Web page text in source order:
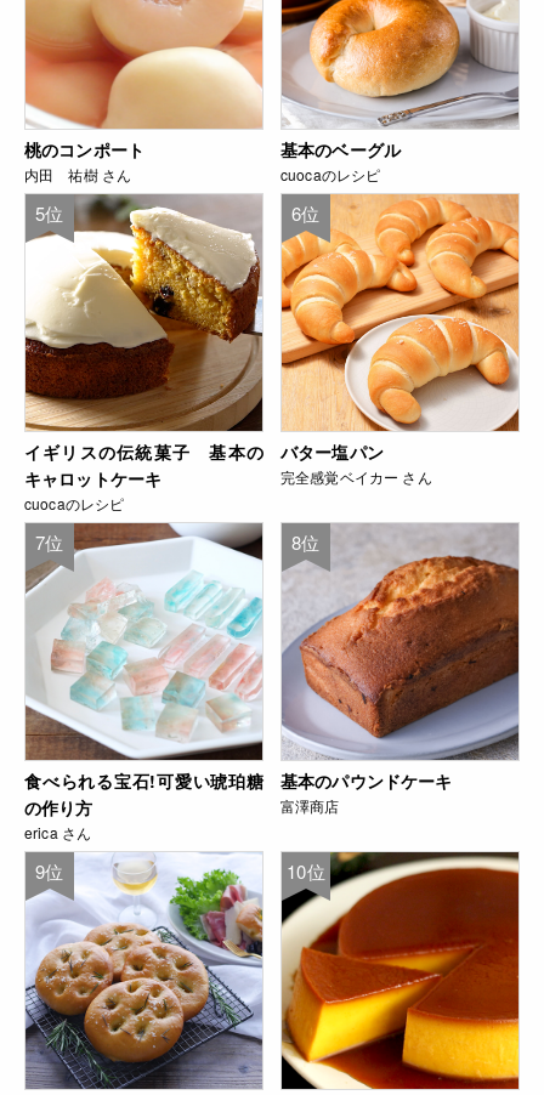
桃のコンポート
内田 祐樹 さん
基本のベーグル
cuocaのレシピ
5位
イギリスの伝統菓子 基本の
キャロットケーキ
cuocaのレシピ
6位
バター塩パン
完全感覚ベイカー さん
7位
食べられる宝石!可愛い琥珀糖
の作り方
erica さん
8位
基本のパウンドケーキ
富澤商店
9位 10位